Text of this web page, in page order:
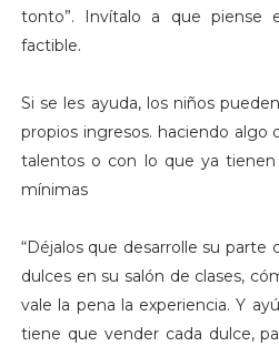
tonto”. Invítalo a que piense
factible.
Si se les ayuda, los niños
propios ingresos. haciendo algo
talentos o con lo que ya tienen
mínimas
“Déjalos que desarrolle su parte
dulces en su salón de clases,
vale la pena la experiencia. Y
tiene que vender cada dulce,